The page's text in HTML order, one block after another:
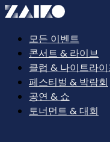
모든 이벤트
콘서트 & 라이브
클럽 & 나이트라
페스티벌 & 박람회
공연 & 쇼
토너먼트 & 대회